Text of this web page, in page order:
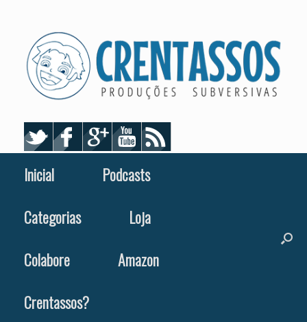
Inicial
Podcasts
Categorias
Loja
Colabore
Amazon
Crentassos?